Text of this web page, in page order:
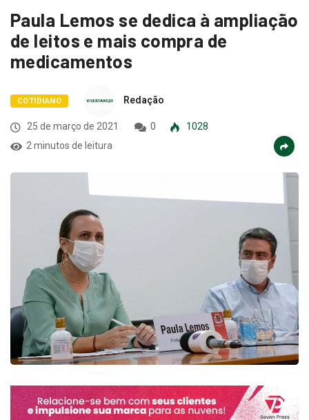
Paula Lemos se dedica à ampliação
de leitos e mais compra de
medicamentos
COTIDIANO Redação
25 de março de 2021 0
1028
2 minutos de leitura